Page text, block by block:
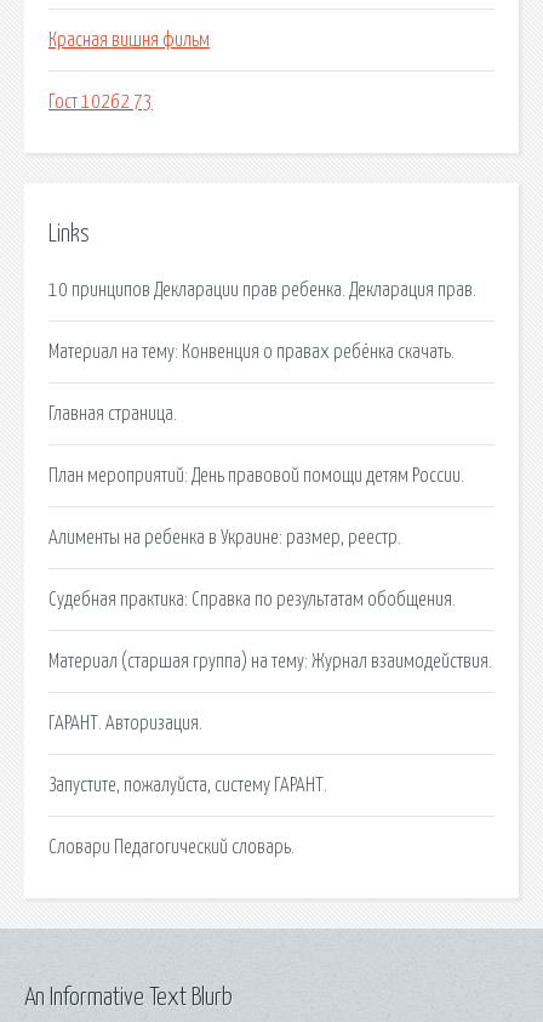
Красная вишня фильм
Гост 10262 73
Links
10 принципов Декларации прав ребенка. Декларация прав.
Материал на тему: Конвенция о правах ребёнка скачать.
Главная страница.
План мероприятий: День правовой помощи детям России.
Алименты на ребенка в Украине: размер, реестр.
Cудебная практика: Справка по результатам обобщения.
Материал (старшая группа) на тему: Журнал взаимодействия.
ГАРАНТ. Авторизация.
Запустите, пожалуйста, систему ГАРАНТ.
Словари Педагогический словарь.
An Informative Text Blurb